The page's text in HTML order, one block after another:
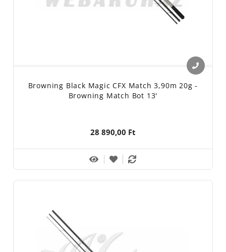
Browning Black Magic CFX Match 3,90m 20g -
Browning Match Bot 13'
28 890,00 Ft